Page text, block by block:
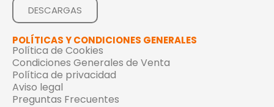
DESCARGAS
POLÍTICAS Y CONDICIONES GENERALES
Política de Cookies
Condiciones Generales de Venta
Política de privacidad
Aviso legal
Preguntas Frecuentes